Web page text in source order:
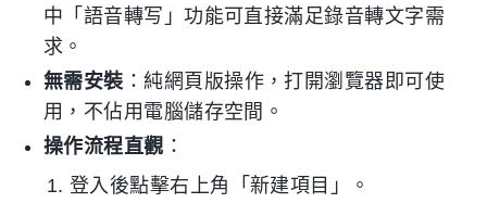
中「語音轉写」功能可直接滿足錄音轉文字需
求。
無需安裝：純網頁版操作，打開瀏覽器即可使
用，不佔用電腦儲存空間。
操作流程直觀 ：
登入後點擊右上角「新建項目」。